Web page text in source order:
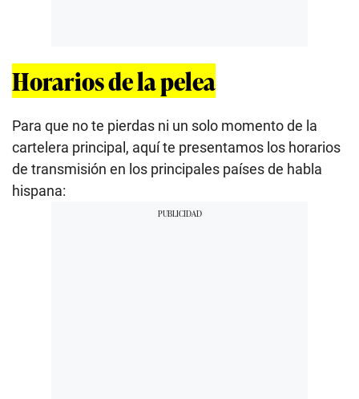
Horarios de la pelea
Para que no te pierdas ni un solo momento de la
cartelera principal, aquí te presentamos los horarios
de transmisión en los principales países de habla
hispana: